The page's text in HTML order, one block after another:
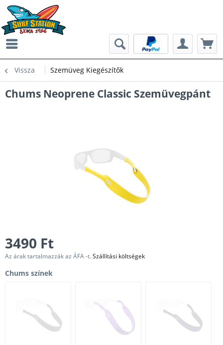
Vissza Szemüveg Kiegészítők
Chums Neoprene Classic Szemüvegpánt
3490 Ft
Az árak tartalmazzák az ÁFA -t.Szállítási költségek
Chums színek